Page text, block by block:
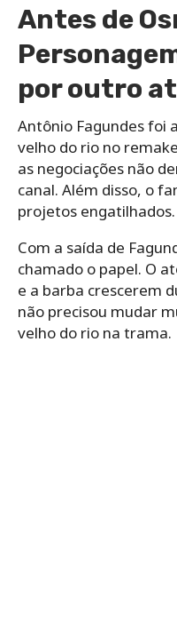
Antes de
por outro
Antônio Fagundes foi
velho do rio no
as negociações não
canal. Além disso, o
projetos engatilhados.
Com a saída de
chamado o papel. O
e a barba crescerem
não precisou mudar
velho do rio na trama.